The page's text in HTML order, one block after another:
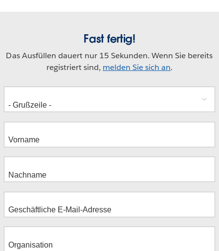
Fast fertig!
Das Ausfüllen dauert nur 15 Sekunden. Wenn Sie bereits
registriert sind, melden Sie sich an.